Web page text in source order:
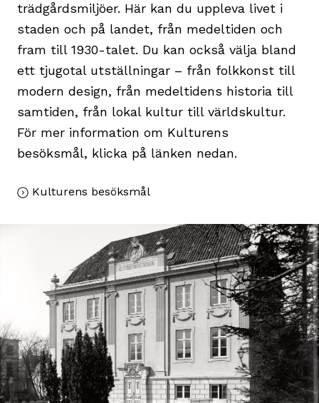
trädgårdsmiljöer. Här kan du uppleva livet i
staden och på landet, från medeltiden och
fram till 1930-talet. Du kan också välja bland
ett tjugotal utställningar – från folkkonst till
modern design, från medeltidens historia till
samtiden, från lokal kultur till världskultur.
För mer information om Kulturens
besöksmål, klicka på länken nedan.
Kulturens besöksmål